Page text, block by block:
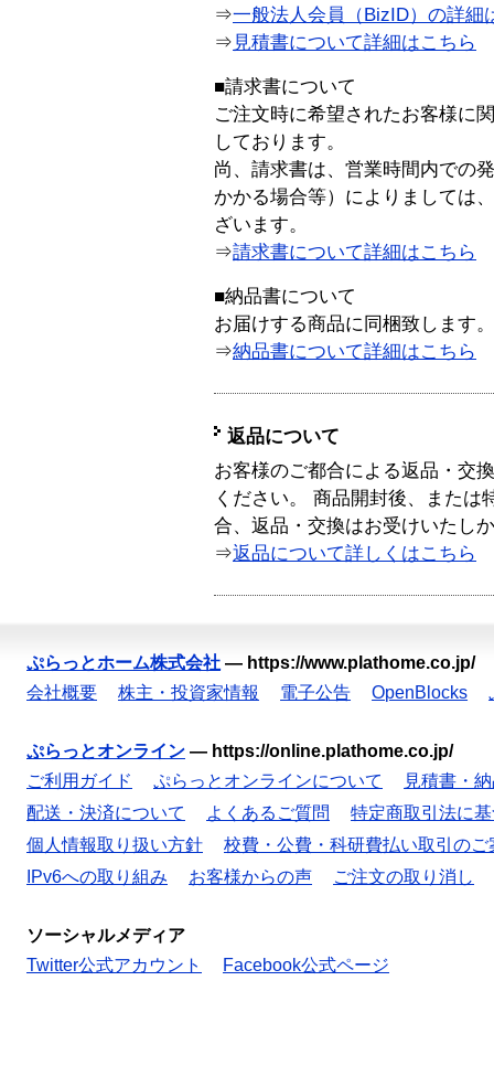
⇒一般法人会員（BizID）の詳細
⇒ 見積書について詳細はこちら
■請求書について
ご注文時に希望されたお客様に
しております。
尚、請求書は、営業時間内での
かかる場合等）によりましては
ざいます。
⇒請求書について詳細はこちら
■納品書について
お届けする商品に同梱致します。
⇒納品書について詳細はこちら
返品について
お客様のご都合による返品・交
ください。 商品開封後、または
合、返品・交換はお受けいたし
⇒返品について詳しくはこちら
ぷらっとホーム株式会社 — https://www.plathome.co.jp/
会社概要
株主・投資家情報 電子公告 OpenBlocks
ぷらっとオンライン — https://online.plathome.co.jp/
ご利用ガイド
ぷらっとオンラインについて
見積書・
配送・決済について
よくあるご質問
特定商取引法に
個人情報取り扱い方針
校費・公費・科研費払い取引のご
IPv6への取り組み
お客様からの声 ご注文の取り消し
ソーシャルメディア
Twitter公式アカウント
Facebook公式ページ